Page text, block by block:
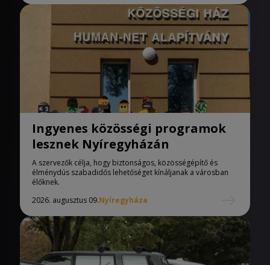
Ingyenes közösségi programok
lesznek Nyíregyházán
A szervezők célja, hogy biztonságos, közösségépítő és
élménydús szabadidős lehetőséget kínáljanak a városban
élőknek.
2026. augusztus 09.Nyíregyháza